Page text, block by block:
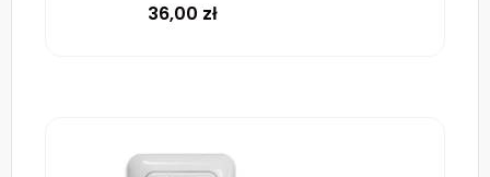
36,00 zł